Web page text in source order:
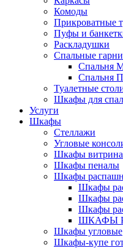
Комоды
Прикроватные
Пуфы и
Раскладушки
Спальные
Спальня
Спальня
Туалетные
Шкафы для
Услуги
Шкафы
Стеллажи
Угловые
Шкафы витрина
Шкафы пеналы
Шкафы
Шкафы
Шкафы
Шкафы
ШКАФЫ
Шкафы угловые
Шкафы-купе